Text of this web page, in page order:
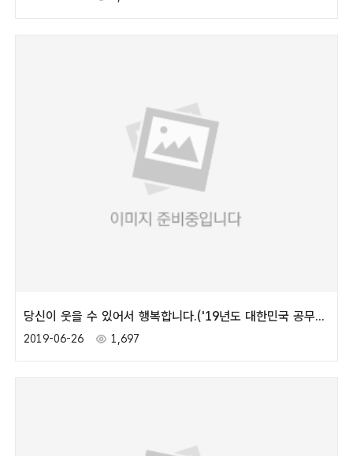
당신이 웃을 수 있어서 행복합니다.('19년도 대한민국 공무원상)
2019-06-26 1,697